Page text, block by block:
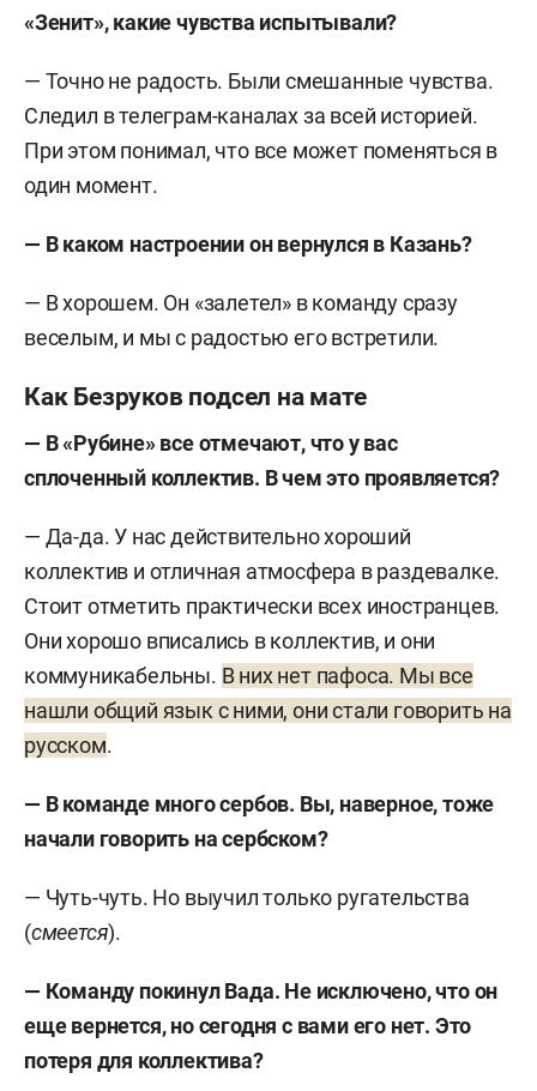
«Зенит», какие чувства испытывали?
— Точно не радость. Были смешанные чувства.
Следил в телеграм-каналах за всей историей.
При этом понимал, что все может поменяться в
один момент.
— В каком настроении он вернулся в Казань?
— В хорошем. Он «залетел» в команду сразу
веселым, и мы с радостью его встретили.
Как Безруков подсел на мате
— В «Рубине» все отмечают, что у вас
сплоченный коллектив. В чем это проявляется?
— Да-да. У нас действительно хороший
коллектив и отличная атмосфера в раздевалке.
Стоит отметить практически всех иностранцев.
Они хорошо вписались в коллектив, и они
коммуникабельны. В них нет пафоса. Мы все
нашли общий язык с ними, они стали говорить на
русском.
— В команде много сербов. Вы, наверное, тоже
начали говорить на сербском?
— Чуть-чуть. Но выучил только ругательства
(смеется).
— Команду покинул Вада. Не исключено, что он
еще вернется, но сегодня с вами его нет. Это
потеря для коллектива?